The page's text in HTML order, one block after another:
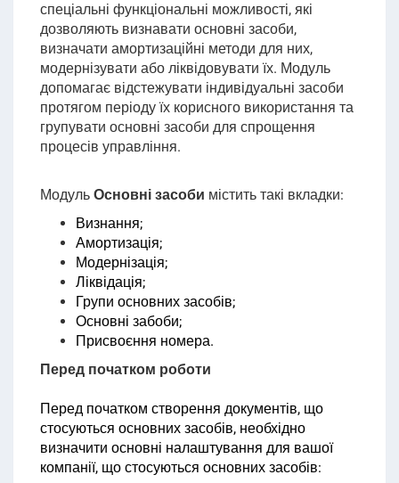
спеціальні функціональні можливості, які
дозволяють визнавати основні засоби,
визначати амортизаційні методи для них,
модернізувати або ліквідовувати їх. Модуль
допомагає відстежувати індивідуальні засоби
протягом періоду їх корисного використання та
групувати основні засоби для спрощення
процесів управління.
Модуль Основні засоби містить такі вкладки:
Визнання;
Амортизація;
Модернізація;
Ліквідація;
Групи основних засобів;
Основні забоби;
Присвоєння номера.
Перед початком роботи
Перед початком створення документів, що
стосуються основних засобів, необхідно
визначити основні налаштування для вашої
компанії, що стосуються основних засобів: